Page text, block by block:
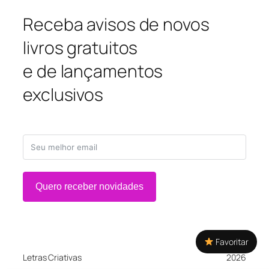
Receba avisos de novos
livros gratuitos
e de lançamentos
exclusivos
Quero receber novidades
Letras Criativas 2026
Favoritar